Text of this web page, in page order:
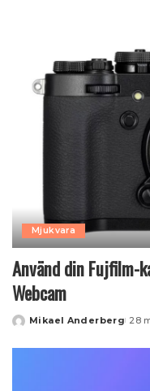
Mjukvara
Använd din Fujfilm-
Webcam
Posted
Mikael Anderberg 28